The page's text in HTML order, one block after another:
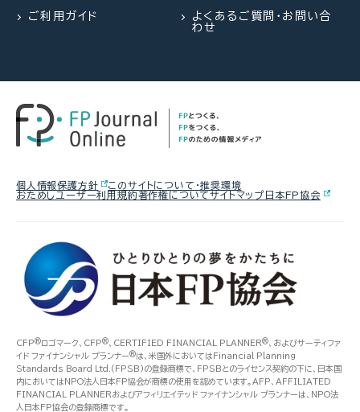
限～役所調査の概要：後編～（置鮎
2026.08.03
熱中症や水辺の事故……夏のアク
シデントに民間保険は使えるの
を外れて社会保険料を払うのは
損？」パートタイマーの悩みに答え
る（菅野美和子氏）
いますか？（平井美穂氏）
2026.07.30
マンション関連法の改正で決議ルー
ルが大幅変更
FPトレンドウォッチ 2026.07.28
飛行機搭乗時の新ルール
か？
したい！老後資金は大丈夫？
FPトレンドウォッチ
ご利用ガイド
よくあるご質問・お問い合
わせ
個人情報保護方針
このサイトについて・推奨環境
おためしユーザー利用規約著作権についてサイトマップ 日本FP協会
CFP®ロゴマーク、CFP®、CERTIFIED FINANCIAL PLANNER®、およびサーティファ
イド ファイナンシャル プランナー®は、米国外においてはFinancial Planning
Standards Board Ltd.(FPSB)の登録商標で、FPSBとのライセンス契約の下に、日本国
内においてはNPO法人日本FP協会が商標の使用を認めています。AFP、AFFILIATED
FINANCIAL PLANNERおよびアフィリエイテッド ファイナンシャル プランナーは、NPO法
人日本FP協会の登録商標です。